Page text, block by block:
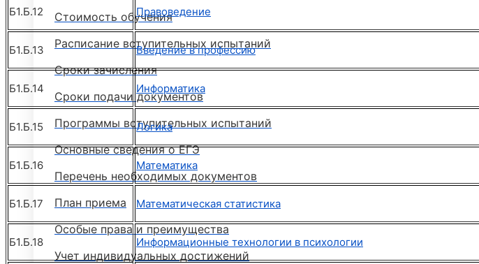
Стоимость обучения
Расписание вступительных испытаний
Сроки зачисления
Сроки подачи документов
Программы вступительных испытаний
Основные сведения о ЕГЭ
Перечень необходимых документов
План приема
Особые права и преимущества
Учет индивидуальных достижений
Б1.Б.12 Правоведение
Б1.Б.13 Введение в профессию
Б1.Б.14 Информатика
Б1.Б.15 Логика
Б1.Б.16 Математика
Б1.Б.17 Математическая статистика
Б1.Б.18 Информационные технологии в психологии